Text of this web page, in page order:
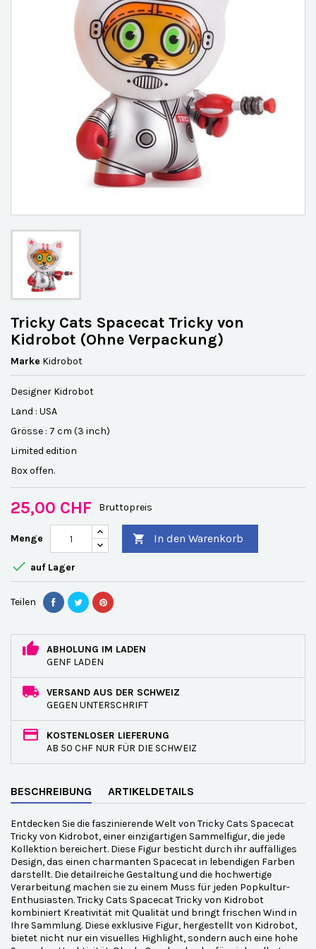
Tricky Cats Spacecat Tricky von
Kidrobot (Ohne Verpackung)
Marke Kidrobot
Designer Kidrobot
Land : USA
Grösse : 7 cm (3 inch)
Limited edition
Box offen.
25,00 CHF Bruttopreis
Menge  In den Warenkorb
 auf Lager
Teilen
ABHOLUNG IM LADEN
GENF LADEN
VERSAND AUS DER SCHWEIZ
GEGEN UNTERSCHRIFT
KOSTENLOSER LIEFERUNG
AB 50 CHF NUR FÜR DIE SCHWEIZ
BESCHREIBUNG ARTIKELDETAILS
Entdecken Sie die faszinierende Welt von Tricky Cats Spacecat
Tricky von Kidrobot, einer einzigartigen Sammelfigur, die jede
Kollektion bereichert. Diese Figur besticht durch ihr auffälliges
Design, das einen charmanten Spacecat in lebendigen Farben
darstellt. Die detailreiche Gestaltung und die hochwertige
Verarbeitung machen sie zu einem Muss für jeden Popkultur-
Enthusiasten. Tricky Cats Spacecat Tricky von Kidrobot
kombiniert Kreativität mit Qualität und bringt frischen Wind in
Ihre Sammlung. Diese exklusive Figur, hergestellt von Kidrobot,
bietet nicht nur ein visuelles Highlight, sondern auch eine hohe